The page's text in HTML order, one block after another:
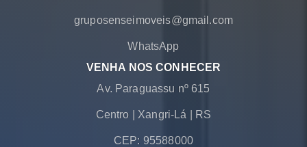
gruposenseimoveis@gmail.com
WhatsApp
VENHA NOS CONHECER
Av. Paraguassu nº 615
Centro Xangri-Lá RS
CEP: 95588000